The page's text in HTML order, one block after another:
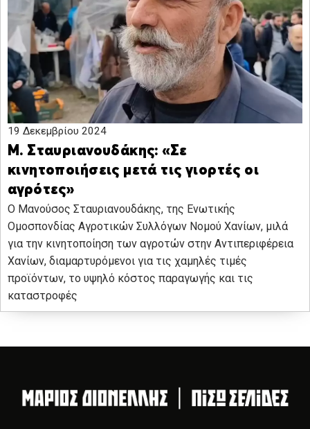
19 Δεκεμβρίου 2024
Μ. Σταυριανουδάκης: «Σε
κινητοποιήσεις μετά τις γιορτές οι
αγρότες»
Ο Μανούσος Σταυριανουδάκης, της Ενωτικής
Ομοσπονδίας Αγροτικών Συλλόγων Νομού Χανίων, μιλά
για την κινητοποίηση των αγροτών στην Αντιπεριφέρεια
Χανίων, διαμαρτυρόμενοι για τις χαμηλές τιμές
προϊόντων, το υψηλό κόστος παραγωγής και τις
καταστροφές